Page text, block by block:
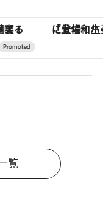
涼を呼ぶ郷土の味 ヴァシュロン・コンスタンタ
覧